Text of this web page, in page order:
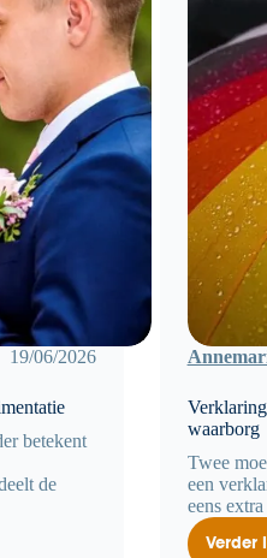
19/06/2026
betekent
de
waarborg
Twee
een
eens
Verder